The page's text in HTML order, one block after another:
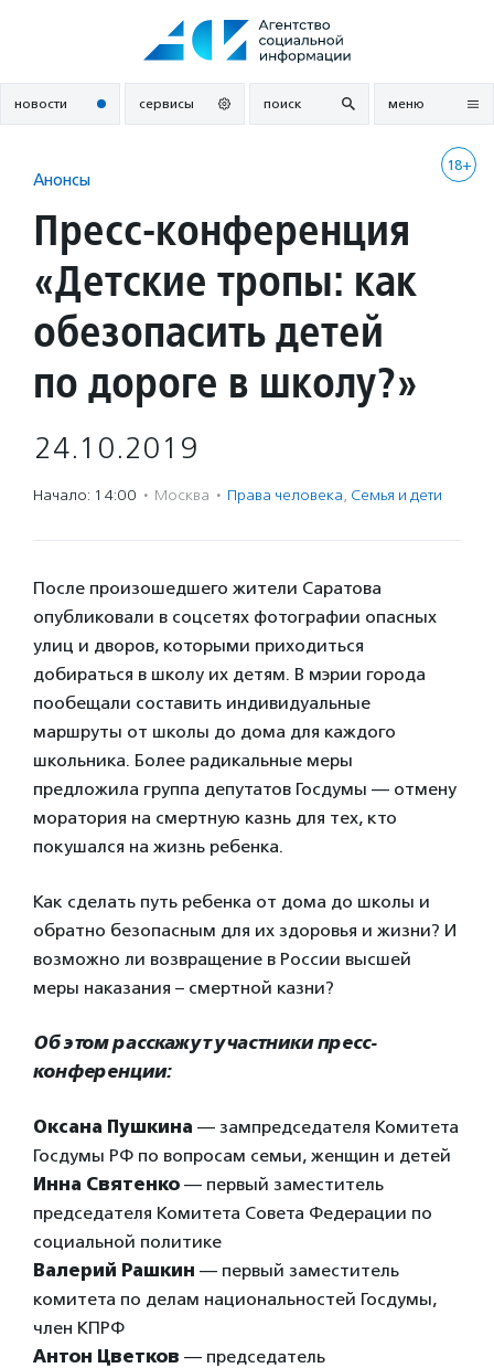
новости сервисы поиск меню
18+
Анонсы
Пресс-конференция
«Детские тропы: как
обезопасить детей
по дороге в школу?»
24.10.2019
Начало: 14:00 · Москва · Права человека, Семья и дети
После произошедшего жители Саратова
опубликовали в соцсетях фотографии опасных
улиц и дворов, которыми приходиться
добираться в школу их детям. В мэрии города
пообещали составить индивидуальные
маршруты от школы до дома для каждого
школьника. Более радикальные меры
предложила группа депутатов Госдумы — отмену
моратория на смертную казнь для тех, кто
покушался на жизнь ребенка.
Как сделать путь ребенка от дома до школы и
обратно безопасным для их здоровья и жизни? И
возможно ли возвращение в России высшей
меры наказания – смертной казни?
Об этом расскажут участники пресс-
конференции:
Оксана Пушкина — зампредседателя Комитета
Госдумы РФ по вопросам семьи, женщин и детей
Инна Святенко — первый заместитель
председателя Комитета Совета Федерации по
социальной политике
Валерий Рашкин — первый заместитель
комитета по делам национальностей Госдумы,
член КПРФ
Антон Цветков — председатель